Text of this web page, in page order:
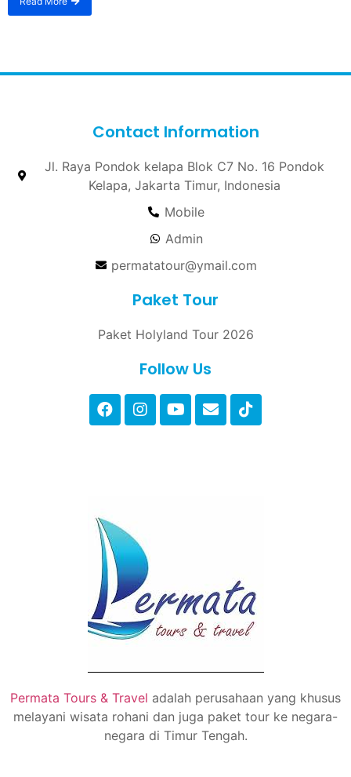
Contact Information
Jl. Raya Pondok kelapa Blok C7 No. 16 Pondok
Kelapa, Jakarta Timur, Indonesia
Mobile
Admin
permatatour@ymail.com
Paket Tour
Paket Holyland Tour 2026
Follow Us
Permata Tours & Travel adalah perusahaan yang khusus
melayani wisata rohani dan juga paket tour ke negara-
negara di Timur Tengah.